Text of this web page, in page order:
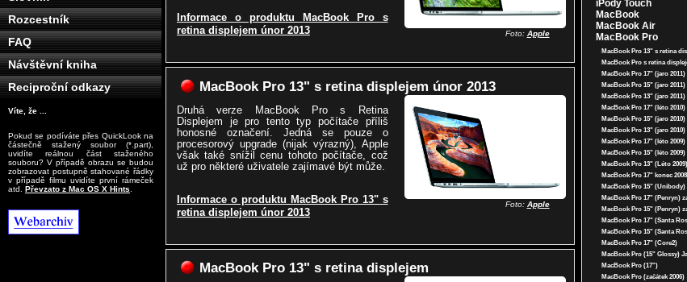
Rozcestník
FAQ
Návštěvní kniha
Reciproční odkazy
Víte, že ...
Pokud se podíváte přes QuickLook na
částečně stažený soubor (*.part),
uvidíte reálnou část staženého
souboru? V případě obrazu se budou
zobrazovat postupně stahované řádky
v případě filmu uvidíte první rámeček
atd. Převzato z Mac OS X Hints
Foto: Apple
Informace o produktu MacBook Pro s
retina displejem únor 2013
MacBook Pro 13" s retina displejem únor 2013
Foto: Apple
Druhá verze MacBook Pro s Retina
Displejem je pro tento typ počítače příliš
honosné označení. Jedná se pouze o
procesorový upgrade (nijak výrazný), Apple
však také snížil cenu tohoto počítače, což
už pro některé uživatele zajímavé být může.
Informace o produktu MacBook Pro 13" s
retina displejem únor 2013
MacBook Pro 13" s retina displejem
iPody Touch
MacBook
MacBook Air
MacBook Pro
MacBook Pro 13" s retina
MacBook Pro s retina
MacBook Pro 17" (jaro 2011)
MacBook Pro 15" (jaro 2011)
MacBook Pro 13" (jaro 2011)
MacBook Pro 17" (léto 2010)
MacBook Pro 15" (jaro 2010)
MacBook Pro 13" (jaro 2010)
MacBook Pro 17" (léto 2009)
MacBook Pro 15" (léto 2009)
MacBook Pro 13" (Léto 2009)
MacBook Pro 17" konec 2008
MacBook Pro 15" (Unibody)
MacBook Pro 17" (Penryn)
MacBook Pro 15" (Penryn)
MacBook Pro 17" (Santa
MacBook Pro 15" (Santa
MacBook Pro 17" (Core2)
MacBook Pro (15" Glossy)
MacBook Pro (17")
MacBook Pro (začátek 2006)